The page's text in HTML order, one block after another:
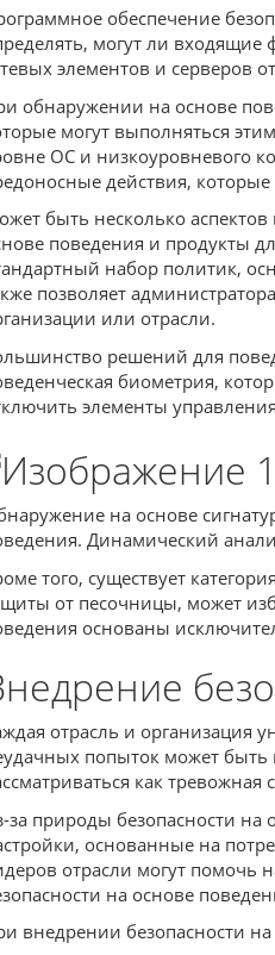
обеспечение
могут ли входящие
элементов и серверов
обнаружении на основе
могут выполняться
ОС и низкоуровневого
действия,
быть несколько
поведения и продукты
набор политик,
позволяет
или отрасли.
решений для
биометрия,
элементы
на основе
Динамический
того, существует
от песочницы, может
основаны
отрасль и организация
попыток может быть
как тревожная
за природы безопасности на
основанные на
отрасли могут помочь
на основе
внедрении безопасности